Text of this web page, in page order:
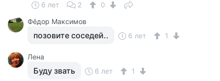
6 лет 2
0
Фёдор Максимов
позовите соседей.. 6 лет 1
Лена
Буду звать 6 лет 1